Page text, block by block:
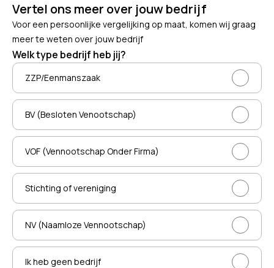
Vertel ons meer over jouw bedrijf
Voor een persoonlijke vergelijking op maat, komen wij graag
meer te weten over jouw bedrijf
Welk type bedrijf heb jij?
ZZP/Eenmanszaak
BV (Besloten Venootschap)
VOF (Vennootschap Onder Firma)
Stichting of vereniging
NV (Naamloze Vennootschap)
Ik heb geen bedrijf